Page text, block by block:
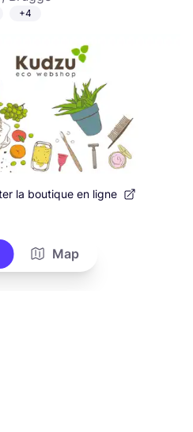
+4
la boutique en ligne
Map